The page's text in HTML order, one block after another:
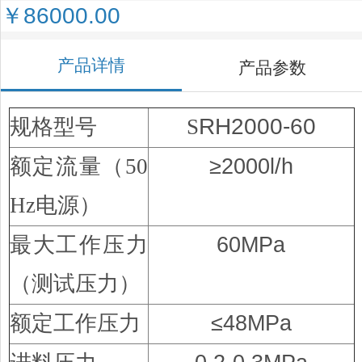
￥86000.00
产品详情 产品参数
规格型号 SRH2000-60
额定流量（50
Hz电源）
≥2000l/h
最大工作压力
（测试压力）
60MPa
额定工作压力
≤48MPa